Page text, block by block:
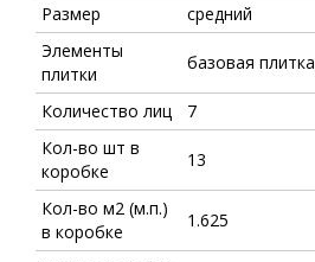
Размер
средний
Элементы
плитки
базовая плитка
Количество лиц
7
Кол-во шт в
коробке
13
Кол-во м2 (м.п.)
в коробке
1.625